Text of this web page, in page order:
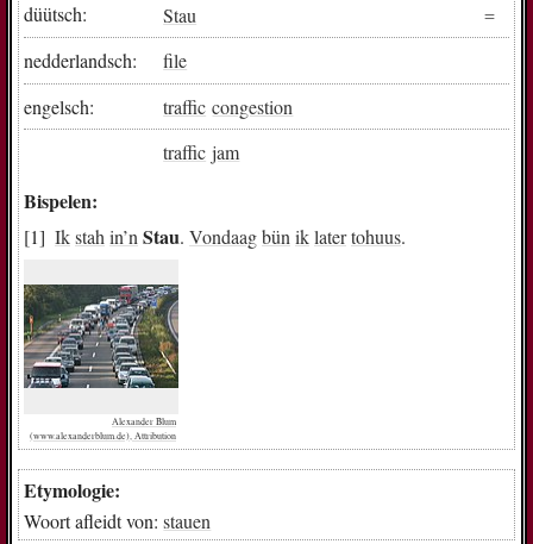
düütsch:
Stau
nedderlandsch:
file
engelsch:
traffic congestion
traffic jam
Bispelen:
Ikstah in’n Stau. Vondaagbün iklatertohuus.
Alexander Blum
(www.alexanderblum.de), Attribution
Etymologie:
Woort afleidt von:stauen